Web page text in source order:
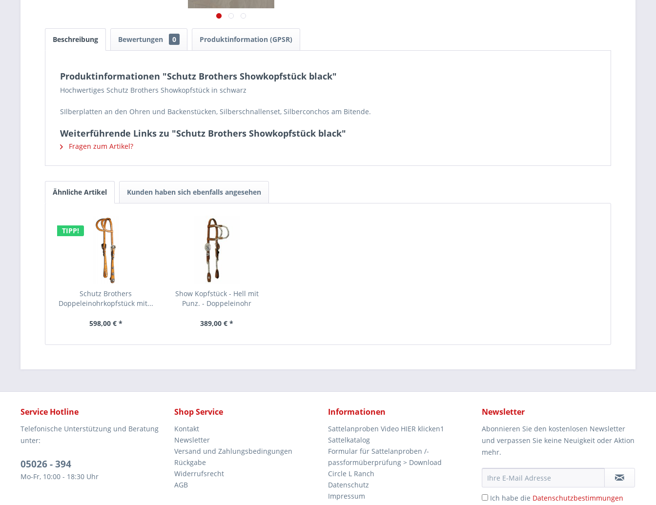
Beschreibung Bewertungen 0 Produktinformation (GPSR)
Produktinformationen "Schutz Brothers Showkopfstück black"
Hochwertiges Schutz Brothers Showkopfstück in schwarz
SIlberplatten an den Ohren und Backenstücken, Silberschnallenset, Silberconchos am Bitende.
Weiterführende Links zu "Schutz Brothers Showkopfstück black"
Fragen zum Artikel?
Ähnliche Artikel Kunden haben sich ebenfalls angesehen
TIPP!
Schutz Brothers
Doppeleinohrkopfstück mit...
598,00 € *
Show Kopfstück - Hell mit
Punz. - Doppeleinohr
389,00 € *
Service Hotline
Telefonische Unterstützung und Beratung
unter:
05026 - 394
Mo-Fr, 10:00 - 18:30 Uhr
Shop Service
Kontakt
Newsletter
Versand und Zahlungsbedingungen
Rückgabe
Widerrufsrecht
AGB
Informationen
Sattelanproben Video HIER klicken1
Sattelkatalog
Formular für Sattelanproben /-
passformüberprüfung > Download
Circle L Ranch
Datenschutz
Impressum
Newsletter
Abonnieren Sie den kostenlosen Newsletter
und verpassen Sie keine Neuigkeit oder Aktion
mehr.
Ich habe die Datenschutzbestimmungen